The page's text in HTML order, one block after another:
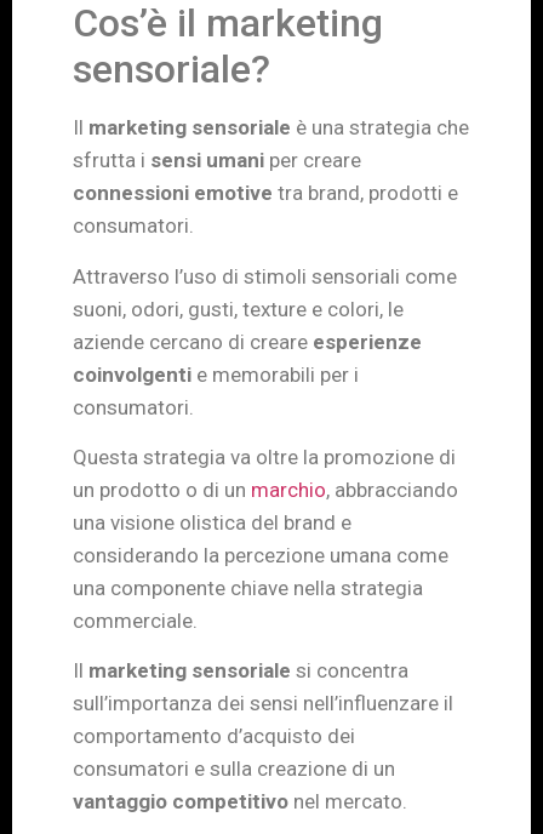
Cos’è il marketing
sensoriale?
Il marketing sensoriale è una strategia che
sfrutta i sensi umani per creare
connessioni emotive tra brand, prodotti e
consumatori.
Attraverso l’uso di stimoli sensoriali come
suoni, odori, gusti, texture e colori, le
aziende cercano di creare esperienze
coinvolgenti e memorabili per i
consumatori.
Questa strategia va oltre la promozione di
un prodotto o di un marchio, abbracciando
una visione olistica del brand e
considerando la percezione umana come
una componente chiave nella strategia
commerciale.
Il marketing sensoriale si concentra
sull’importanza dei sensi nell’influenzare il
comportamento d’acquisto dei
consumatori e sulla creazione di un
vantaggio competitivo nel mercato.